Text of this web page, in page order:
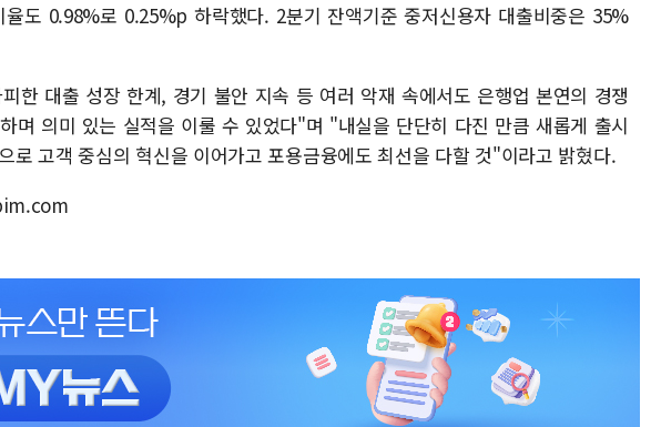
율도 0.98%로 0.25%p 하락했다. 2분기 잔액기준 중저신용자 대출비중은 35%
한 대출 성장 한계, 경기 불안 지속 등 여러 악재 속에서도 은행업 본연의 경쟁
며 의미 있는 실적을 이룰 수 있었다"며 "내실을 단단히 다진 만큼 새롭게 출시
로 고객 중심의 혁신을 이어가고 포용금융에도 최선을 다할 것"이라고 밝혔다.